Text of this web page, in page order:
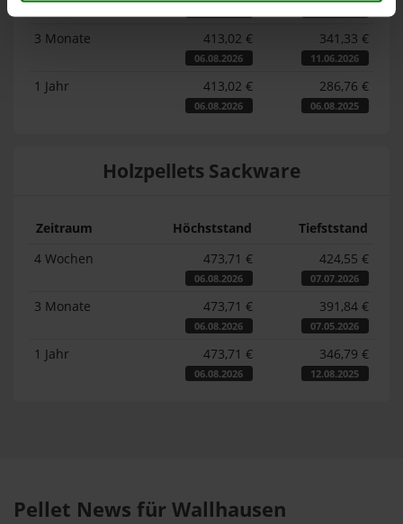
3 Monate 413,02 €
06.08.2026
341,33 €
11.06.2026
1 Jahr 413,02 €
06.08.2026
286,76 €
06.08.2025
Holzpellets Sackware
Zeitraum Höchststand
Tiefststand
4 Wochen
473,71 €
06.08.2026
424,55 €
07.07.2026
3 Monate 473,71 €
06.08.2026
391,84 €
07.05.2026
1 Jahr 473,71 €
06.08.2026
346,79 €
12.08.2025
Pellet News für Wallhausen